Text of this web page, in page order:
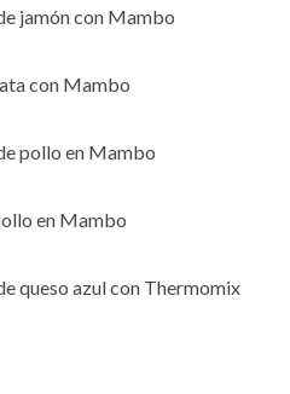
jamón con Mambo
con Mambo
pollo en Mambo
en Mambo
queso azul con Thermomix